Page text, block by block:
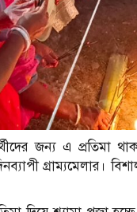
জন্য এ প্রতিমা
গ্রাম্যমেলার।